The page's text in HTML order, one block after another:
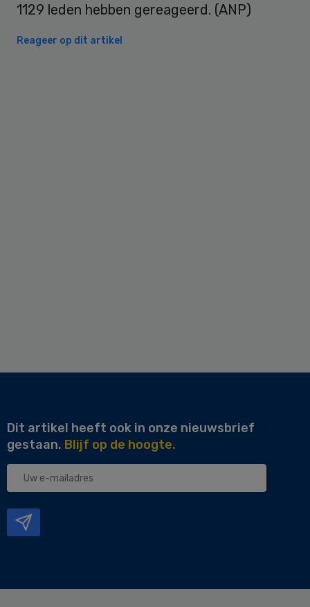
1129 leden hebben gereageerd. (ANP)
Reageer op dit artikel
Dit artikel heeft ook in onze nieuwsbrief
gestaan. Blijf op de hoogte.
Uw